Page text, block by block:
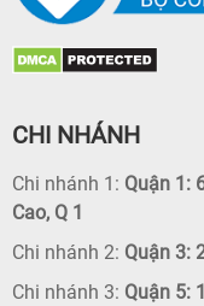
CHI NHÁNH
Chi nhánh 1: Quận 1:
Cao, Q 1
Chi nhánh 2: Quận 3:
Chi nhánh 3: Quận 5: